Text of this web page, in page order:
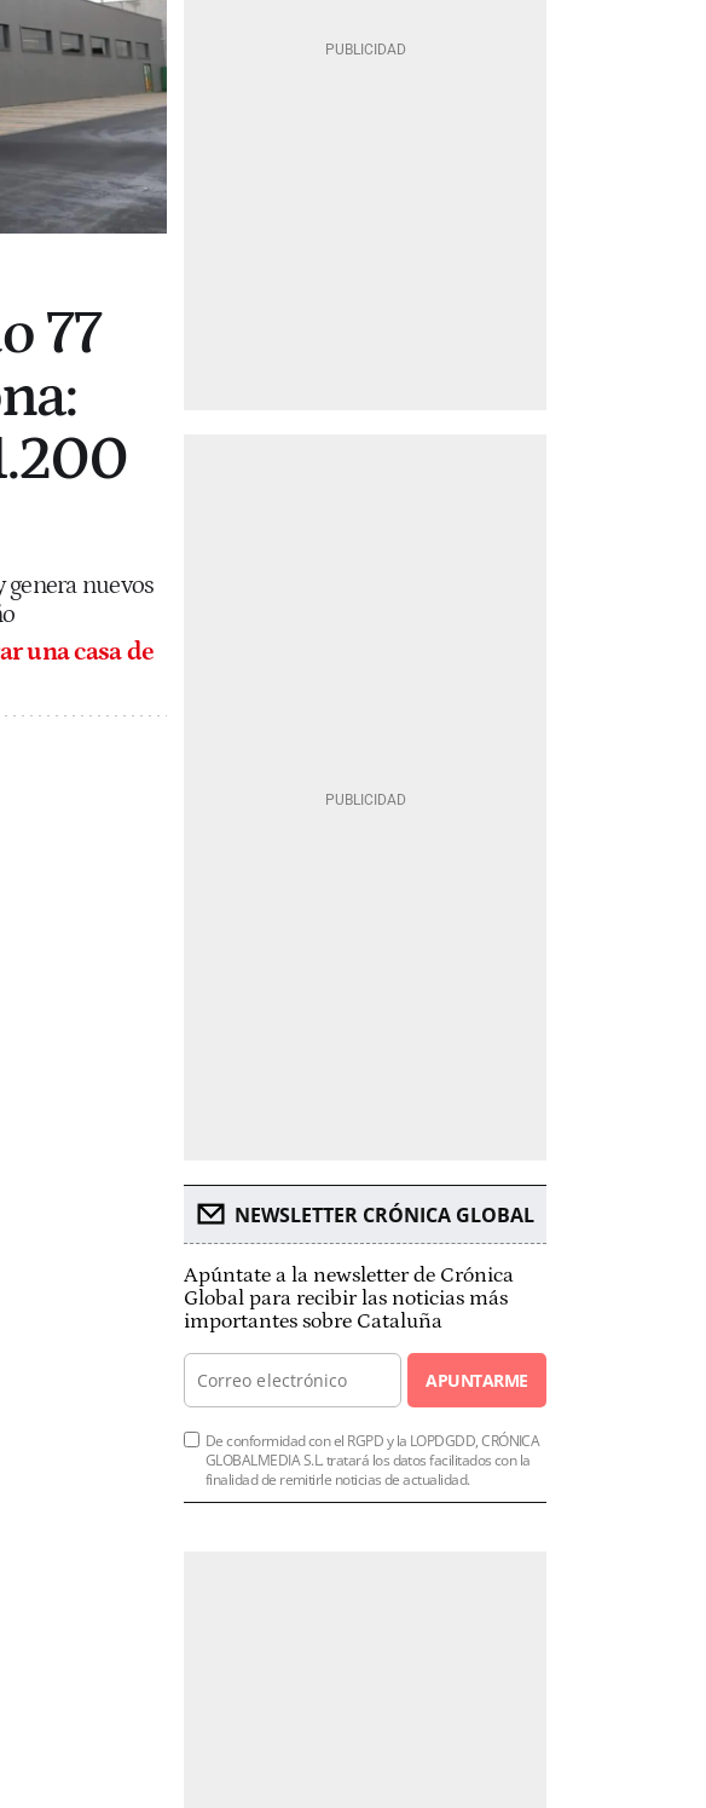
77
nuevos
una casa de
NEWSLETTER CRÓNICA GLOBAL
Apúntate a la newsletter de Crónica
Global para recibir las noticias más
importantes sobre Cataluña
APUNTARME
De conformidad con el RGPD y la LOPDGDD, CRÓNICA
GLOBALMEDIA S.L. tratará los datos facilitados con la
finalidad de remitirle noticias de actualidad.